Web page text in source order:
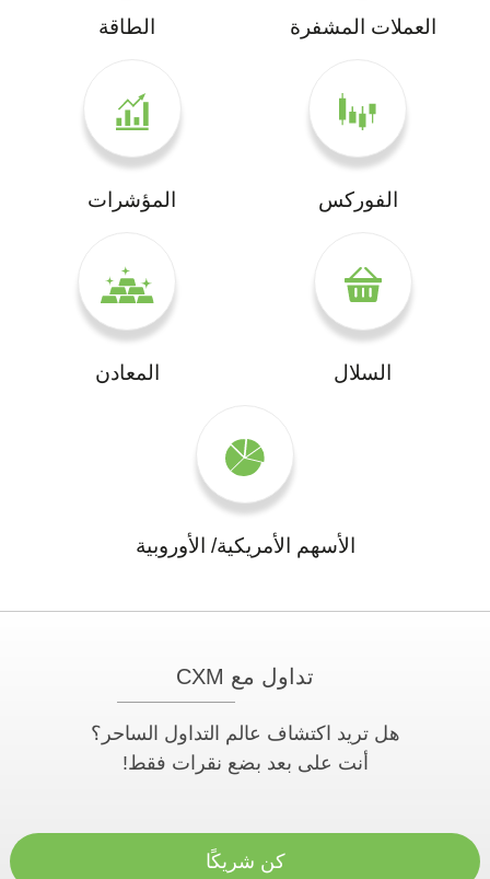
العملات المشفرة الطاقة
الفوركس المؤشرات
السلال المعادن
الأسهم الأمريكية/ الأوروبية
تداول مع CXM
هل تريد اكتشاف عالم التداول الساحر؟
أنت على بعد بضع نقرات فقط!
كن شريكًا